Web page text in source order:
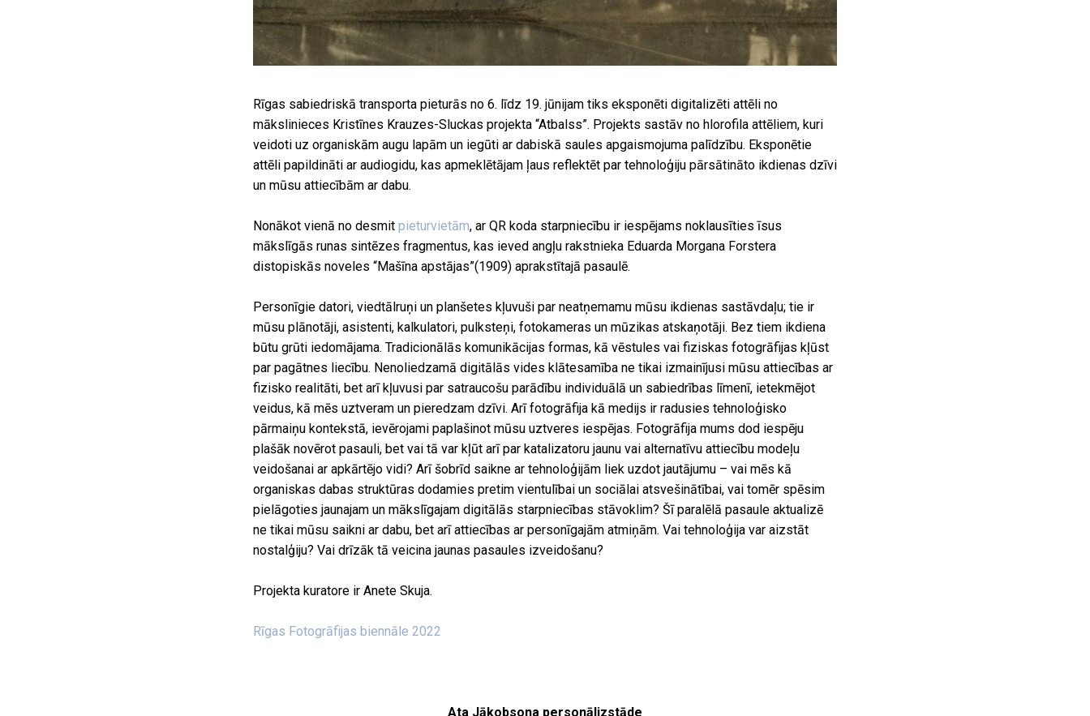
Rīgas sabiedriskā transporta pieturās no 6. līdz 19. jūnijam tiks eksponēti digitalizēti attēli no
mākslinieces Kristīnes Krauzes-Sluckas projekta “Atbalss”. Projekts sastāv no hlorofila attēliem, kuri
veidoti uz organiskām augu lapām un iegūti ar dabiskā saules apgaismojuma palīdzību. Eksponētie
attēli papildināti ar audiogidu, kas apmeklētājam ļaus reflektēt par tehnoloģiju pārsātināto ikdienas dzīvi
un mūsu attiecībām ar dabu.
Nonākot vienā no desmit pieturvietām, ar QR koda starpniecību ir iespējams noklausīties īsus
mākslīgās runas sintēzes fragmentus, kas ieved angļu rakstnieka Eduarda Morgana Forstera
distopiskās noveles “Mašīna apstājas”(1909) aprakstītajā pasaulē.
Personīgie datori, viedtālruņi un planšetes kļuvuši par neatņemamu mūsu ikdienas sastāvdaļu; tie ir
mūsu plānotāji, asistenti, kalkulatori, pulksteņi, fotokameras un mūzikas atskaņotāji. Bez tiem ikdiena
būtu grūti iedomājama. Tradicionālās komunikācijas formas, kā vēstules vai fiziskas fotogrāfijas kļūst
par pagātnes liecību. Nenoliedzamā digitālās vides klātesamība ne tikai izmainījusi mūsu attiecības ar
fizisko realitāti, bet arī kļuvusi par satraucošu parādību individuālā un sabiedrības līmenī, ietekmējot
veidus, kā mēs uztveram un pieredzam dzīvi. Arī fotogrāfija kā medijs ir radusies tehnoloģisko
pārmaiņu kontekstā, ievērojami paplašinot mūsu uztveres iespējas. Fotogrāfija mums dod iespēju
plašāk novērot pasauli, bet vai tā var kļūt arī par katalizatoru jaunu vai alternatīvu attiecību modeļu
veidošanai ar apkārtējo vidi? Arī šobrīd saikne ar tehnoloģijām liek uzdot jautājumu – vai mēs kā
organiskas dabas struktūras dodamies pretim vientulībai un sociālai atsvešinātībai, vai tomēr spēsim
pielāgoties jaunajam un mākslīgajam digitālās starpniecības stāvoklim? Šī paralēlā pasaule aktualizē
ne tikai mūsu saikni ar dabu, bet arī attiecības ar personīgajām atmiņām. Vai tehnoloģija var aizstāt
nostalģiju? Vai drīzāk tā veicina jaunas pasaules izveidošanu?
Projekta kuratore ir Anete Skuja.
Rīgas Fotogrāfijas biennāle 2022
Ata Jākobsona personālizstāde